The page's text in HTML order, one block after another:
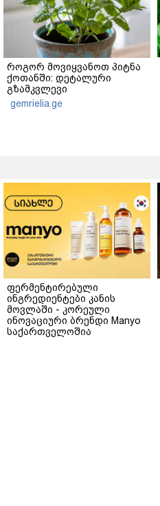
როგორ მოვიყვანოთ პიტნა
ქოთანში: დეტალური
გზამკვლევი
gemrielia.ge
ფერმენტირებული
ინგრედიენტები კანის
მოვლაში - კორეული
ინოვაციური ბრენდი Manyo
საქართველოშია